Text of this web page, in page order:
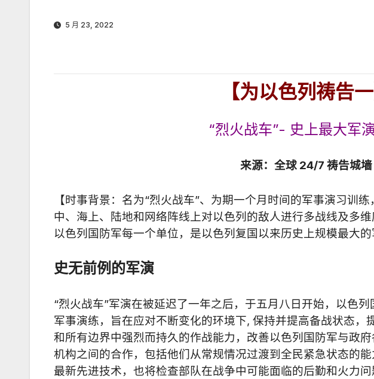
5 月 23, 2022
【为以色列祷告一
“烈火战车”- 史上最大军
来源：全球 24/7祷告城墙
【时事背景：名为“烈火战车”、为期一个月时间的军事演习训
中、海上、陆地和网络阵线上对以色列的敌人进行多战线及多
以色列国防军每一个单位，是以色列复国以来历史上规模最大的
史无前例的军演
“烈火战车”军演在被延迟了一年之后，于五月八日开始，以色
军事演练，旨在应对不断变化的环境下, 保持并提高备战状态，
和所有边界中强烈而持久的作战能力，改善以色列国防军与政
机构之间的合作，包括他们从常规情况过渡到全民紧急状态的
最新先进技术，也将检查部队在战争中可能面临的后勤和火力问